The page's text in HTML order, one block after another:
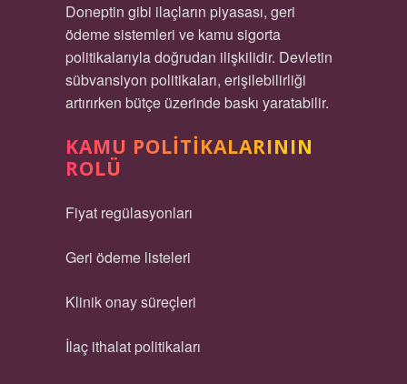
Doneptin gibi ilaçların piyasası, geri
ödeme sistemleri ve kamu sigorta
politikalarıyla doğrudan ilişkilidir. Devletin
sübvansiyon politikaları, erişilebilirliği
artırırken bütçe üzerinde baskı yaratabilir.
KAMU POLITIKALARININ
ROLÜ
Fiyat regülasyonları
Geri ödeme listeleri
Klinik onay süreçleri
İlaç ithalat politikaları